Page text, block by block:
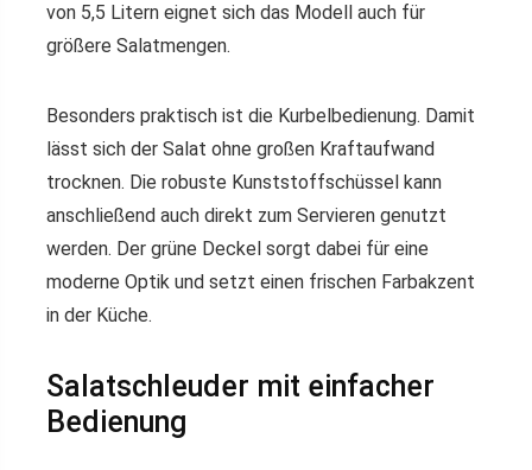
von 5,5 Litern eignet sich das Modell auch für
größere Salatmengen.
Besonders praktisch ist die Kurbelbedienung. Damit
lässt sich der Salat ohne großen Kraftaufwand
trocknen. Die robuste Kunststoffschüssel kann
anschließend auch direkt zum Servieren genutzt
werden. Der grüne Deckel sorgt dabei für eine
moderne Optik und setzt einen frischen Farbakzent
in der Küche.
Salatschleuder mit einfacher
Bedienung